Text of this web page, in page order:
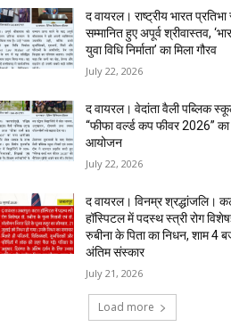
द वायरल। राष्ट्रीय भारत
सम्मानित हुए अपूर्व श्रीवास्तव,
युवा विधि निर्माता’ का मिला गौरव
July 22, 2026
द वायरल। वेदांता वैली पब्लिक
“फीफा वर्ल्ड कप फीवर 2026”
आयोजन
July 22, 2026
द वायरल। विनम्र श्रद्धांजलि।
हॉस्पिटल में पदस्थ स्त्री रोग
रुबीना के पिता का निधन, शाम 4
अंतिम संस्कार
July 21, 2026
Load more